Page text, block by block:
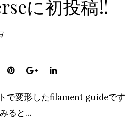
に初投稿!!
で変形したfilament guideです
ると…